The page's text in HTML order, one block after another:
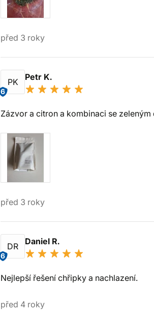
před 3 roky
PK
6
Petr K.
Zázvor a citron a kombinaci se
před 3 roky
DR
6
Daniel R.
Nejlepší řešení chřipky a nachlazení.
před 4 roky